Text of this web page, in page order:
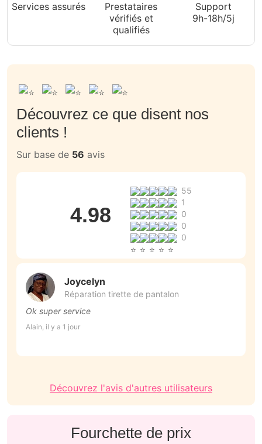
Services assurés
Prestataires
vérifiés et
qualifiés
Support
9h-18h/5j
Découvrez ce que disent nos
clients !
Sur base de 56 avis
4.98
55
1
0
0
0
Joycelyn
Réparation tirette de pantalon
Ok super service
Alain, il y a 1 jour
Découvrez l'avis d'autres utilisateurs
Fourchette de prix